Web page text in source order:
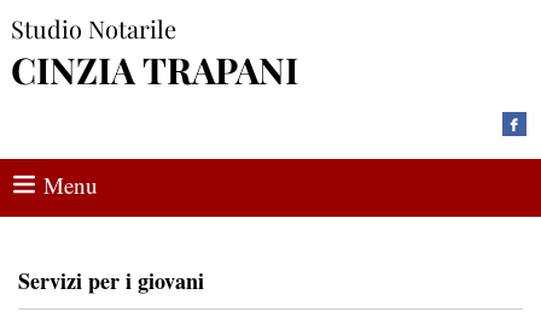
Studio Notarile
CINZIA TRAPANI
Menu
Servizi per i giovani